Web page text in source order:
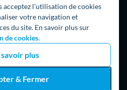
l’utilisation de cookies
votre navigation et
du site. En savoir plus sur
de cookies.
savoir plus
& Fermer
par Hello Watt
|Mentions légales